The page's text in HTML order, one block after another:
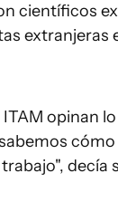
científicos
extranjeras
opinan
decía